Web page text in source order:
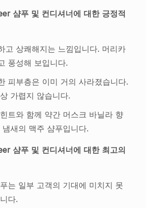
샴푸 및 컨디셔너에 대한 긍정적
고 상쾌해지는 느낌입니다. 머리카
풍성해 보입니다.
피부층은 이미 거의 사라졌습니다.
가렵지 않습니다.
트와 함께 약간 머스크 바닐라 향
새의 맥주 샴푸입니다.
샴푸 및 컨디셔너에 대한 최고의
는 일부 고객의 기대에 미치지 못
다.